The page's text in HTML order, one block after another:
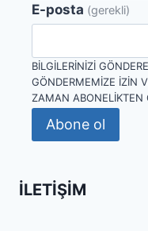
E-posta (gerekli)
BILGILERINIZI
GÖNDERMEMIZE IZIN
ZAMAN ABONELIKTEN
Abone ol
İLETIŞIM